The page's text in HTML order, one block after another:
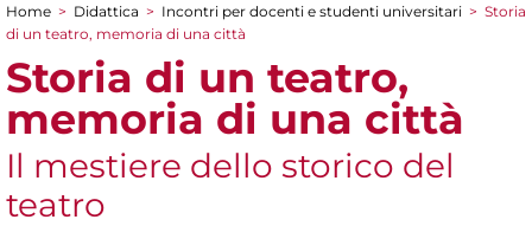
Tu sei qui
Home > Didattica > Incontri per docenti e studenti universitari > Storia
di un teatro, memoria di una città
Storia di un teatro,
memoria di una città
Il mestiere dello storico del
teatro